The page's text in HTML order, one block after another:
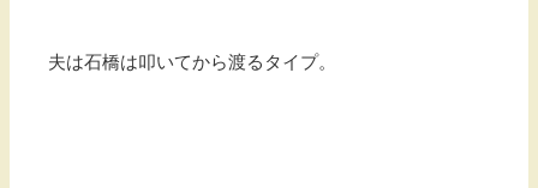
夫は石橋は叩いてから渡るタイプ。